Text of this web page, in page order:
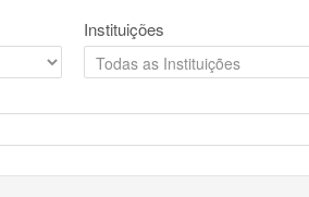
Instituições